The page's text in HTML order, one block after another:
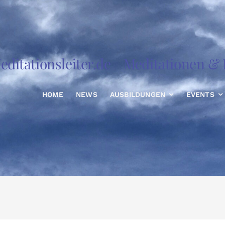
Meditationen &
HOME NEWS AUSBILDUNGEN EVENTS